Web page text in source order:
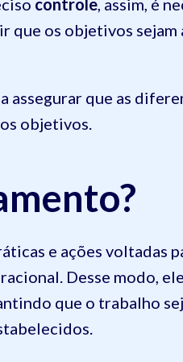
controle, assim, é
que os objetivos sejam
assegurar que as
objetivos.
e ações voltadas
Desse modo,
que o trabalho